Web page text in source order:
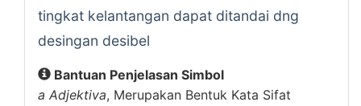
tingkat kelantangan dapat ditandai dng
desingan desibel
Bantuan Penjelasan Simbol
a Adjektiva, Merupakan Bentuk Kata Sifat